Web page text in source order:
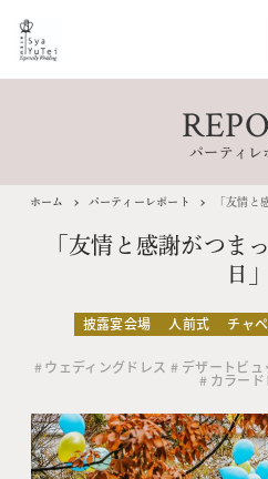
パーティレ
ホーム パーティーレポート 「友情と
「友情と感謝がつま
日」
披露宴会場 人前式 チャ
ウェディングドレス デザートビュ
カラード